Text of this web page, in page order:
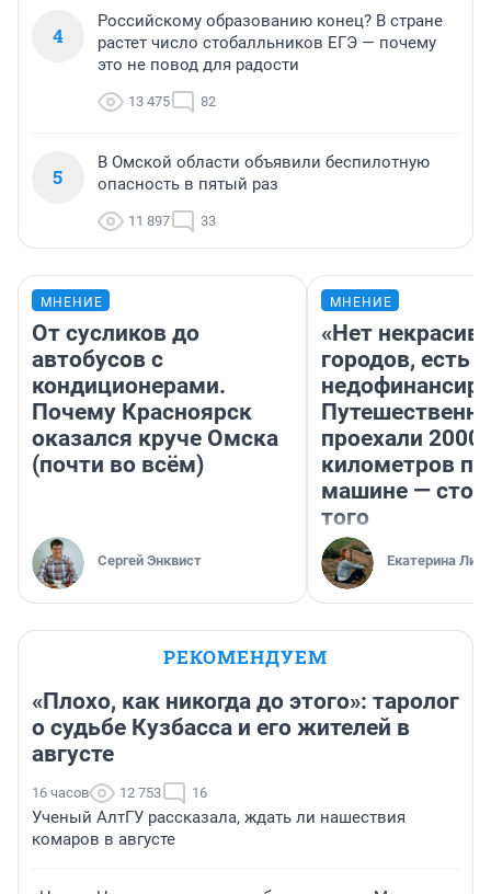
4
Российскому образованию конец? В стране
растет число стобалльников ЕГЭ — почему
это не повод для радости
13 475 82
5
В Омской области объявили беспилотную
опасность в пятый раз
11 897 33
МНЕНИЕ
От сусликов до
автобусов с
кондиционерами.
Почему Красноярск
оказался круче Омска
(почти во всём)
Сергей Энквист
МНЕНИЕ
«Нет
городов, есть
проехали 2000
километров по
машине —
того
Екатерина
РЕКОМЕНДУЕМ
«Плохо, как никогда до этого»: таролог
о судьбе Кузбасса и его жителей в
августе
16 часов 12 753 16
Ученый АлтГУ рассказала, ждать ли нашествия
комаров в августе